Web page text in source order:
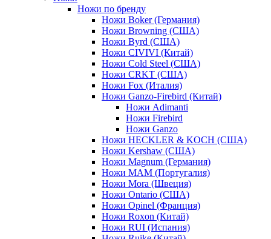
Ножи по бренду
Ножи Boker (Германия)
Ножи Browning (США)
Ножи Byrd (США)
Ножи CIVIVI (Китай)
Ножи Cold Steel (США)
Ножи CRKT (США)
Ножи Fox (Италия)
Ножи Ganzo-Firebird (Китай)
Ножи Adimanti
Ножи Firebird
Ножи Ganzo
Ножи HECKLER & KOCH (США)
Ножи Kershaw (США)
Ножи Magnum (Германия)
Ножи MAM (Португалия)
Ножи Mora (Швеция)
Ножи Ontario (США)
Ножи Opinel (Франция)
Ножи Roxon (Китай)
Ножи RUI (Испания)